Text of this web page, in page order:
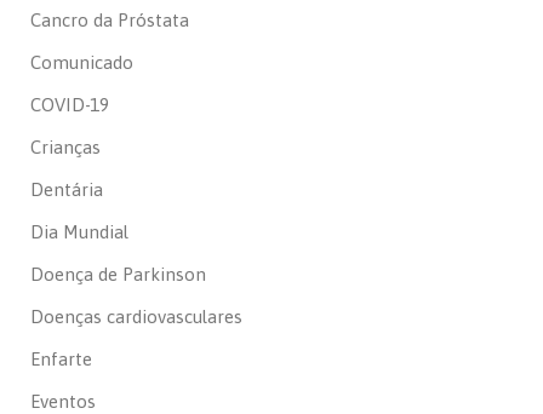
Cancro da Próstata
Comunicado
COVID-19
Crianças
Dentária
Dia Mundial
Doença de Parkinson
Doenças cardiovasculares
Enfarte
Eventos